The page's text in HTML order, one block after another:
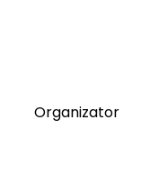
Organizator